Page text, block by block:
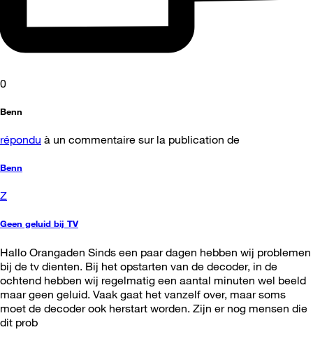
0
Benn
répondu à un commentaire sur la publication de
Benn
Z
Geen geluid bij TV
Hallo Orangaden Sinds een paar dagen hebben wij problemen
bij de tv dienten. Bij het opstarten van de decoder, in de
ochtend hebben wij regelmatig een aantal minuten wel beeld
maar geen geluid. Vaak gaat het vanzelf over, maar soms
moet de decoder ook herstart worden. Zijn er nog mensen die
dit prob